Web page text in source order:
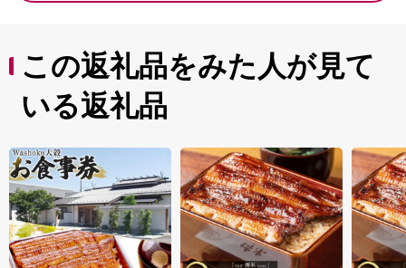
この返礼品をみた人が見て
いる返礼品